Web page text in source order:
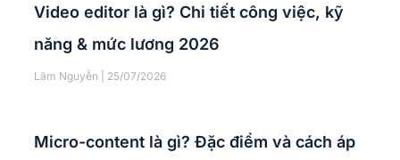
Video editor là gì? Chi tiết công việc, kỹ
năng & mức lương 2026
Lâm Nguyễn 25/07/2026
Micro-content là gì? Đặc điểm và cách áp